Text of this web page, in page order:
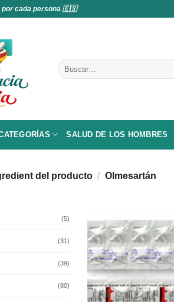
cada persona 🇪🇸
Buscar
por:
SALUD DE LOS HOMBRES
del producto / Olmesartán
(5)
(31)
(39)
(80)